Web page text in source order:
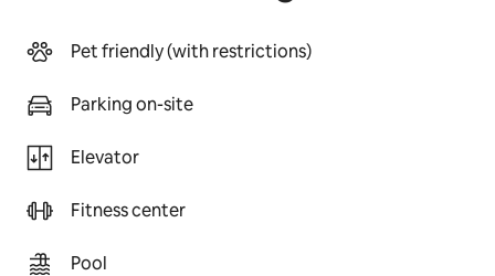
Pet friendly (with restrictions)
Parking on-site
Elevator
Fitness center
Pool